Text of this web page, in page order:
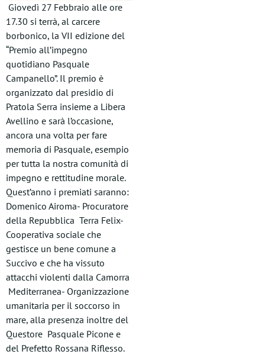
Giovedì 27 Febbraio alle ore
17.30 si terrà, al carcere
borbonico, la VII edizione del
“Premio all’impegno
quotidiano Pasquale
Campanello”. Il premio è
organizzato dal presidio di
Pratola Serra insieme a Libera
Avellino e sarà l’occasione,
ancora una volta per fare
memoria di Pasquale, esempio
per tutta la nostra comunità di
impegno e rettitudine morale.
Quest’anno i premiati saranno:
Domenico Airoma- Procuratore
della Repubblica Terra Felix-
Cooperativa sociale che
gestisce un bene comune a
Succivo e che ha vissuto
attacchi violenti dalla Camorra
Mediterranea- Organizzazione
umanitaria per il soccorso in
mare, alla presenza inoltre del
Questore Pasquale Picone e
del Prefetto Rossana Riflesso.